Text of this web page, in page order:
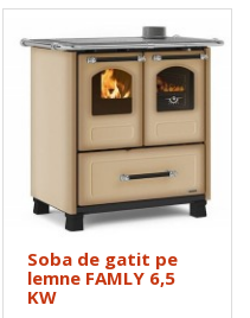
Soba de gatit pe
lemne FAMLY 6,5
KW